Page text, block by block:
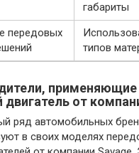
габариты
передовых
типов
применяющие
от
ряд автомобильных
в своих моделях